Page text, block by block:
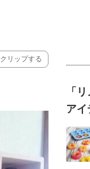
クリップする
「
アイ